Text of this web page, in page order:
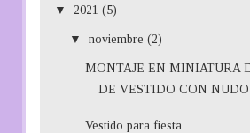
▼ 2021 (5)
▼ noviembre (2)
MONTAJE EN MINIATURA
DE VESTIDO CON NUDO
Vestido para fiesta